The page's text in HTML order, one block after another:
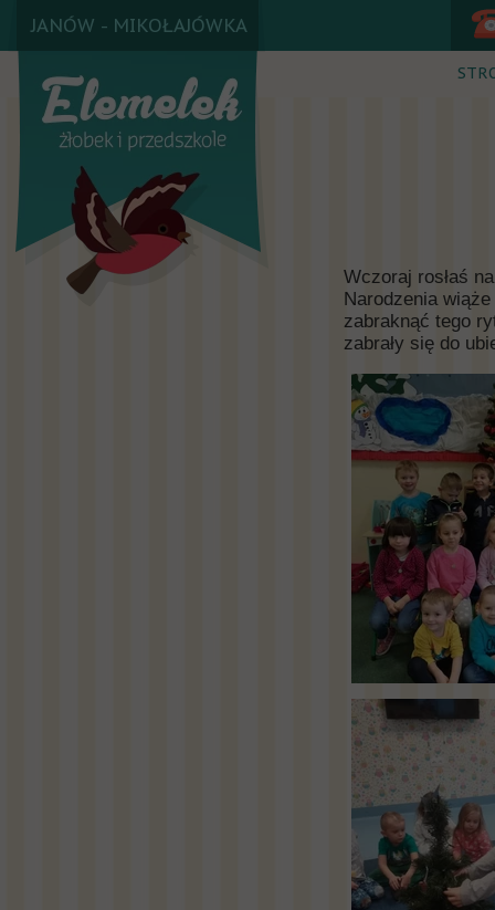
JANÓW - MIKOŁAJÓWKA
Wczoraj rosłaś
Narodzenia
zabraknąć tego
zabrały się do